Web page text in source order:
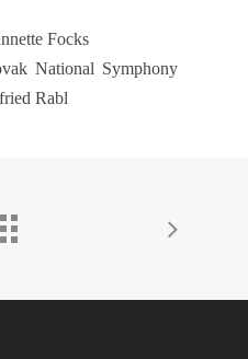
Focks
National Symphony
Rabl